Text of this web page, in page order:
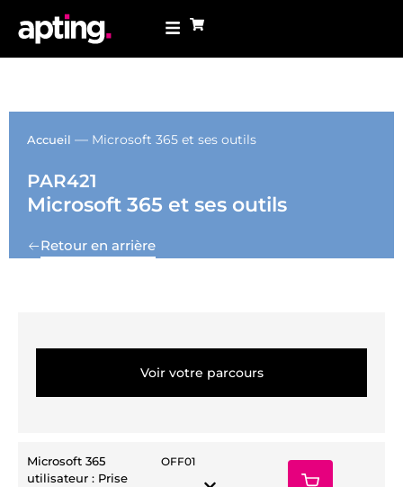
Accueil — Microsoft 365 et ses outils
PAR421
Microsoft 365 et ses outils
Retour en arrière
Microsoft 365
utilisateur : Prise
OFF01
Voir votre parcours